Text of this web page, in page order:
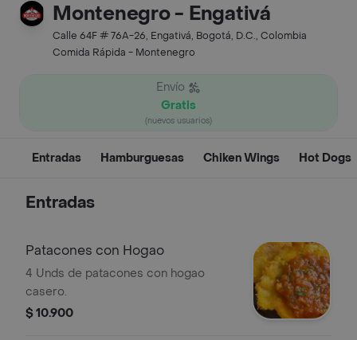
Montenegro - Engativá
Calle 64F # 76A-26, Engativá, Bogotá, D.C., Colombia
Comida Rápida - Montenegro
Envío
Gratis
(nuevos usuarios)
Entradas Hamburguesas Chiken Wings Hot Dogs
Entradas
Patacones con Hogao
4 Unds de patacones con hogao
casero.
$ 10.900